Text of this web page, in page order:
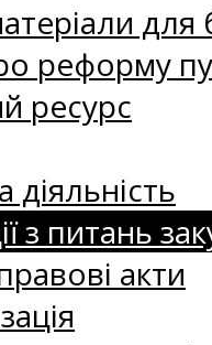
для
реформу
ресурс
з питань
акти